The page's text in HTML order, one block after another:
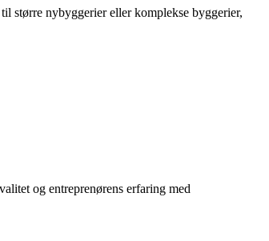
større nybyggerier eller komplekse byggerier,
og entreprenørens erfaring med